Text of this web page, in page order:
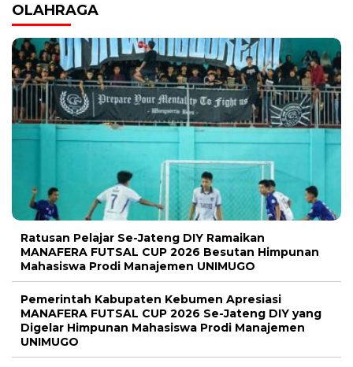
OLAHRAGA
Ratusan Pelajar Se-Jateng DIY Ramaikan
MANAFERA FUTSAL CUP 2026 Besutan Himpunan
Mahasiswa Prodi Manajemen UNIMUGO
Pemerintah Kabupaten Kebumen Apresiasi
MANAFERA FUTSAL CUP 2026 Se-Jateng DIY yang
Digelar Himpunan Mahasiswa Prodi Manajemen
UNIMUGO